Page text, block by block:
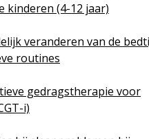
kinderen (4-12 jaar)
veranderen van de
routines
over 5.7.1 Geleidelijk
gedragstherapie voor
i)
over 5.7.2 Cognitieve